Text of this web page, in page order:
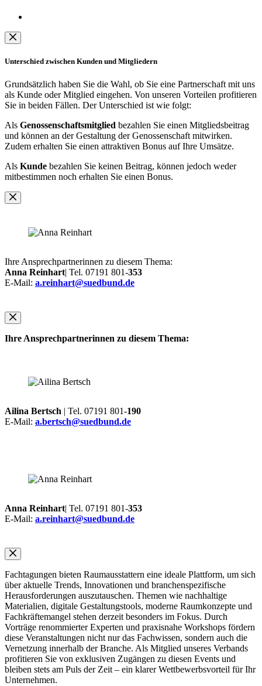
Unterschied zwischen Kunden und Mitgliedern
Grundsätzlich haben Sie die Wahl, ob Sie eine Partnerschaft mit uns
als Kunde oder Mitglied eingehen. Von unseren Vorteilen profitieren
Sie in beiden Fällen. Der Unterschied ist wie folgt:
Als Genossenschaftsmitglied bezahlen Sie einen Mitgliedsbeitrag
und können an der Gestaltung der Genossenschaft mitwirken.
Zudem erhalten Sie einen attraktiven Bonus auf Ihre Umsätze.
Als Kunde bezahlen Sie keinen Beitrag, können jedoch weder
mitbestimmen noch erhalten Sie einen Bonus.
Ihre Ansprechpartnerinnen zu diesem Thema:
Anna Reinhart| Tel. 07191 801-353
E-Mail: a.reinhart@suedbund.de
Ihre Ansprechpartnerinnen zu diesem Thema:
Ailina Bertsch | Tel. 07191 801-190
E-Mail: a.bertsch@suedbund.de
Anna Reinhart| Tel. 07191 801-353
E-Mail: a.reinhart@suedbund.de
Fachtagungen bieten Raumausstattern eine ideale Plattform, um sich
über aktuelle Trends, Innovationen und branchenspezifische
Herausforderungen auszutauschen. Themen wie nachhaltige
Materialien, digitale Gestaltungstools, moderne Raumkonzepte und
Fachkräftemangel stehen derzeit besonders im Fokus. Durch
Vorträge renommierter Experten und praxisnahe Workshops fördern
diese Veranstaltungen nicht nur das Fachwissen, sondern auch die
Vernetzung innerhalb der Branche. Als Mitglied unseres Verbands
profitieren Sie von exklusiven Zugängen zu diesen Events und
bleiben stets am Puls der Zeit – ein klarer Wettbewerbsvorteil für Ihr
Unternehmen.